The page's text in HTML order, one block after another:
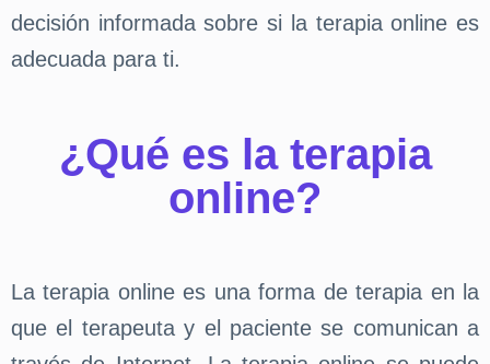
decisión informada sobre si la terapia online es
adecuada para ti.
¿Qué es la terapia
online?
La terapia online es una forma de terapia en la
que el terapeuta y el paciente se comunican a